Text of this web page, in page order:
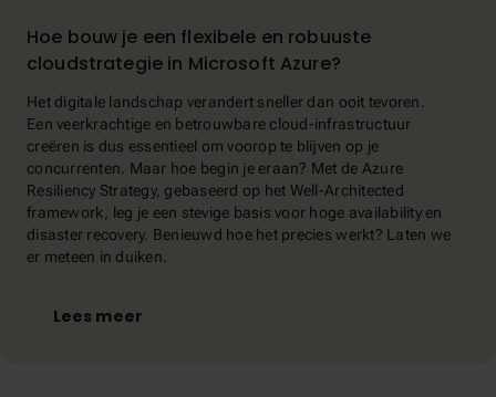
Hoe bouw je een flexibele en robuuste
cloudstrategie in Microsoft Azure?
Het digitale landschap verandert sneller dan ooit tevoren.
Een veerkrachtige en betrouwbare cloud-infrastructuur
creëren is dus essentieel om voorop te blijven op je
concurrenten. Maar hoe begin je eraan? Met de Azure
Resiliency Strategy, gebaseerd op het Well-Architected
framework, leg je een stevige basis voor hoge availability en
disaster recovery. Benieuwd hoe het precies werkt? Laten we
er meteen in duiken.
Lees meer